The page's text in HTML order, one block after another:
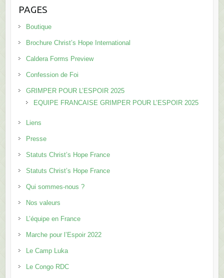
PAGES
Boutique
Brochure Christ’s Hope International
Caldera Forms Preview
Confession de Foi
GRIMPER POUR L’ESPOIR 2025
EQUIPE FRANCAISE GRIMPER POUR L’ESPOIR 2025
Liens
Presse
Statuts Christ’s Hope France
Statuts Christ’s Hope France
Qui sommes-nous ?
Nos valeurs
L’équipe en France
Marche pour l’Espoir 2022
Le Camp Luka
Le Congo RDC